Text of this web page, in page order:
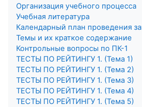
Организация учебного процесса
Учебная литература
Календарный план проведения
Темы и их краткое содержание
Контрольные вопросы по ПК-1
ТЕСТЫ ПО РЕЙТИНГУ 1. (Тема 1)
ТЕСТЫ ПО РЕЙТИНГУ 1. (Тема 2)
ТЕСТЫ ПО РЕЙТИНГУ 1. (Тема 3)
ТЕСТЫ ПО РЕЙТИНГУ 1. (Тема 4)
ТЕСТЫ ПО РЕЙТИНГУ 1. (Тема 5)